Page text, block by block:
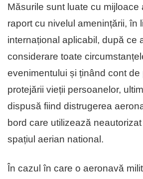
Măsurile sunt luate cu mijloace
raport cu nivelul amenințării, în
internațional aplicabil, după ce
considerare toate
evenimentului și ținând cont de
protejării vieții persoanelor,
dispusă fiind distrugerea
bord care utilizează neautorizat
spațiul aerian national.
În cazul în care o aeronavă